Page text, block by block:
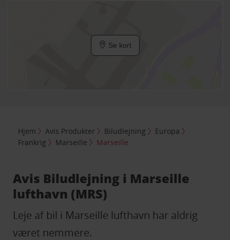
Se kort
Hjem Avis Produkter Biludlejning
Europa
Frankrig
Marseille Marseille
Avis Biludlejning i Marseille
lufthavn (MRS)
Leje af bil i Marseille lufthavn har aldrig
været nemmere.